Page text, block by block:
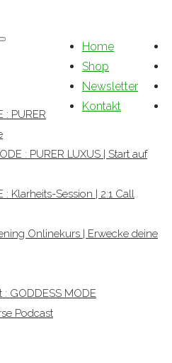
Home
Shop
Newsletter
Kontakt
: PURER
: PURER LUXUS | Start auf
: Klarheits-Session | 2:1 Call
Onlinekurs | Erwecke deine
GODDESS MODE
Podcast